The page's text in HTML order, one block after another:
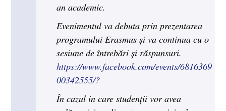
an academic.
Evenimentul va debuta prin prezentarea
programului Erasmus și va continua cu o
sesiune de întrebări și răspunsuri.
https://www.facebook.com/events/6816369
00342555/?
În cazul in care studenții vor avea